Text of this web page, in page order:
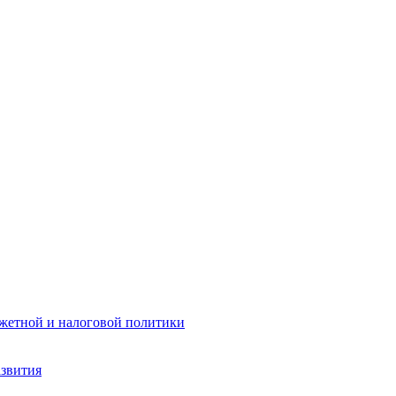
и налоговой политики